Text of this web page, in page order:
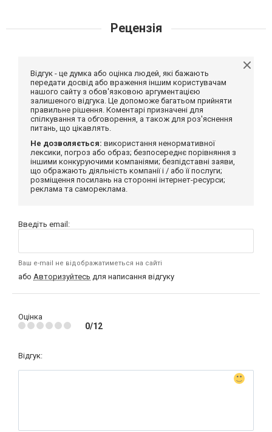
Рецензія
Відгук - це думка або оцінка людей, які бажають
передати досвід або враження іншим користувачам
нашого сайту з обов'язковою аргументацією
залишеного відгука. Це допоможе багатьом прийняти
правильне рішення. Коментарі призначені для
спілкування та обговорення, а також для роз'яснення
питань, що цікавлять.
Не дозволяється: використання ненормативної
лексики, погроз або образ; безпосереднє порівняння з
іншими конкуруючими компаніями; безпідставні заяви,
що ображають діяльність компанії і / або її послуги;
розміщення посилань на сторонні інтернет-ресурси;
реклама та самореклама.
Введіть email:
Ваш e-mail не відображатиметься на сайті
або Авторизуйтесь для написання відгуку
Оцінка
0/12
Відгук: